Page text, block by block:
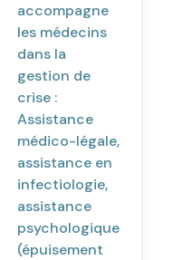
accompagne
les médecins
dans la
gestion de
crise :
Assistance
médico-légale,
assistance en
infectiologie,
assistance
psychologique
(épuisement